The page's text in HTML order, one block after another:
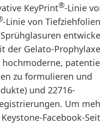
KeyPrint®-Linie
-Linie von
der Gelato-
zu formulieren und
und 22716-
Um
Facebook-